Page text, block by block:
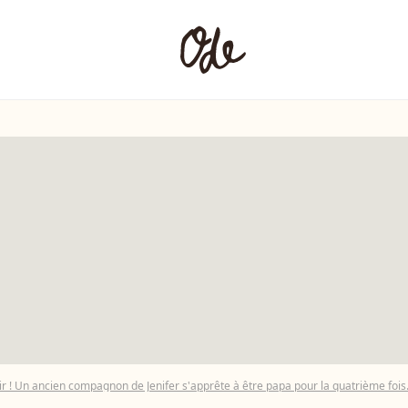
! Un ancien compagnon de Jenifer s'apprête à être papa pour la quatrième